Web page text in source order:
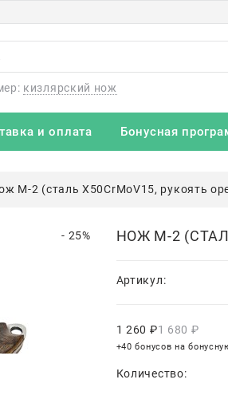
кизлярский нож
и оплата Бонусная
М-2 (сталь Х50CrMoV15, рукоять
- 25% НОЖ М-2
Артикул:
1 680 ₽
1 260 ₽
+40 бонусов на
Количество: